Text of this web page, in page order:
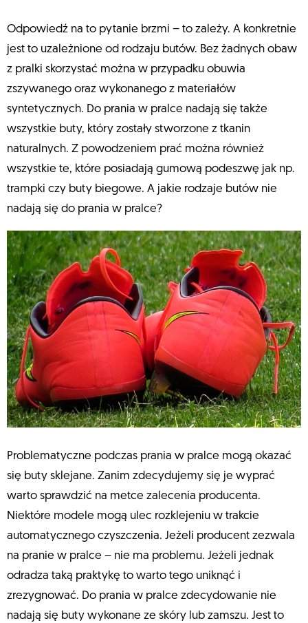
Odpowiedź na to pytanie brzmi – to zależy. A konkretnie
jest to uzależnione od rodzaju butów. Bez żadnych obaw
z pralki skorzystać można w przypadku obuwia
zszywanego oraz wykonanego z materiałów
syntetycznych. Do prania w pralce nadają się także
wszystkie buty, który zostały stworzone z tkanin
naturalnych. Z powodzeniem prać można również
wszystkie te, które posiadają gumową podeszwę jak np.
trampki czy buty biegowe. A jakie rodzaje butów nie
nadają się do prania w pralce?
Problematyczne podczas prania w pralce mogą okazać
się buty sklejane. Zanim zdecydujemy się je wyprać
warto sprawdzić na metce zalecenia producenta.
Niektóre modele mogą ulec rozklejeniu w trakcie
automatycznego czyszczenia. Jeżeli producent zezwala
na pranie w pralce – nie ma problemu. Jeżeli jednak
odradza taką praktykę to warto tego uniknąć i
zrezygnować. Do prania w pralce zdecydowanie nie
nadają się buty wykonane ze skóry lub zamszu. Jest to